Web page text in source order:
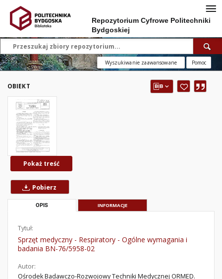
Repozytorium Cyfrowe Politechniki
Bydgoskiej
Wyszukiwanie zaawansowane Pomoc
OBIEKT
Pokaż treść
Pobierz
OPIS INFORMACJE
Tytuł:
Sprzęt medyczny - Respiratory - Ogólne wymagania i
badania BN-76/5958-02
Autor:
Ośrodek Badawczo-Rozwojowy Techniki Medycznej ORMED.